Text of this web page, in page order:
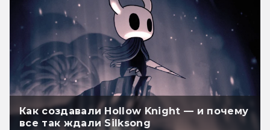
Как создавали Hollow Knight — и почему
все так ждали Silksong